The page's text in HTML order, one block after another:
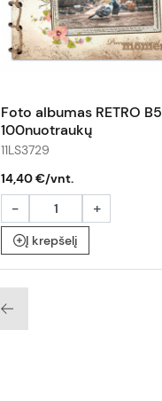
Foto albumas RETRO B5
100nuotraukų
11LS3729
14,40 €/vnt.
- +
Į krepšelį